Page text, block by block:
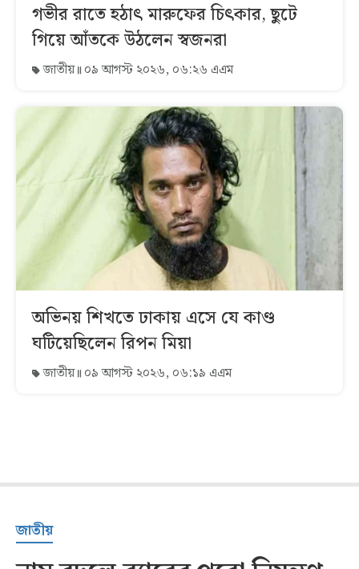
গভীর রাতে হঠাৎ মারুফের চিৎকার, ছুটে
গিয়ে আঁতকে উঠলেন স্বজনরা
জাতীয় ০৯ আগস্ট ২০২৬, ০৬:২৬ এএম
অভিনয় শিখতে ঢাকায় এসে যে কাণ্ড
ঘটিয়েছিলেন রিপন মিয়া
জাতীয় ০৯ আগস্ট ২০২৬, ০৬:১৯ এএম
জাতীয়